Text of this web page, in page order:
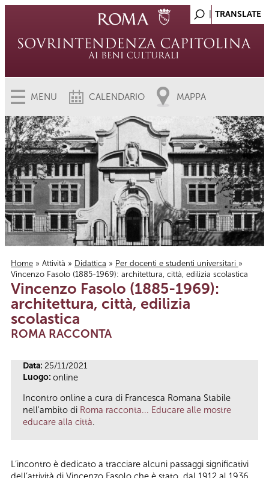
MENU CALENDARIO MAPPA
Tu sei qui
Home » Attività » Didattica » Per docenti e studenti universitari »
Vincenzo Fasolo (1885-1969): architettura, città, edilizia scolastica
Vincenzo Fasolo (1885-1969):
architettura, città, edilizia
scolastica
ROMA RACCONTA
Data: 25/11/2021
Luogo: online
Incontro online a cura di Francesca Romana Stabile
nell'ambito di Roma racconta... Educare alle mostre
educare alla città.
L’incontro è dedicato a tracciare alcuni passaggi significativi